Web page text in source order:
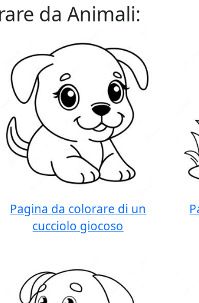
da Animali:
Pagina da colorare di un
cucciolo giocoso